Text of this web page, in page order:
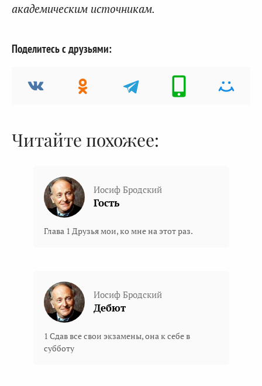
академическим источникам.
Поделитесь с друзьями:
Читайте похожее:
Иосиф Бродский
Гость
Глава 1 Друзья мои, ко мне на этот раз.
Иосиф Бродский
Дебют
1 Сдав все свои экзамены, она к себе в
субботу